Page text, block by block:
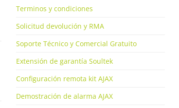
Terminos y condiciones
Solicitud devolución y RMA
Soporte Técnico y Comercial Gratuito
Extensión de garantía Soultek
Configuración remota kit AJAX
Demostración de alarma AJAX